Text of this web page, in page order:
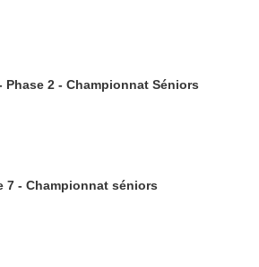
Phase 2 - Championnat Séniors
7 - Championnat séniors